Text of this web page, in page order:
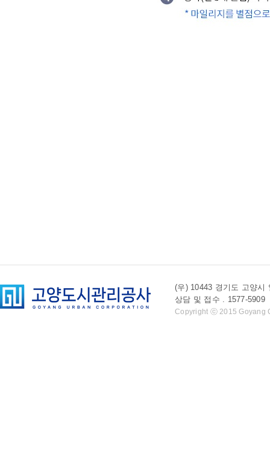
(우) 10443 경기도 고양시
상담 및 접수 . 1577-
Copyright ⓒ 2015 Goyang